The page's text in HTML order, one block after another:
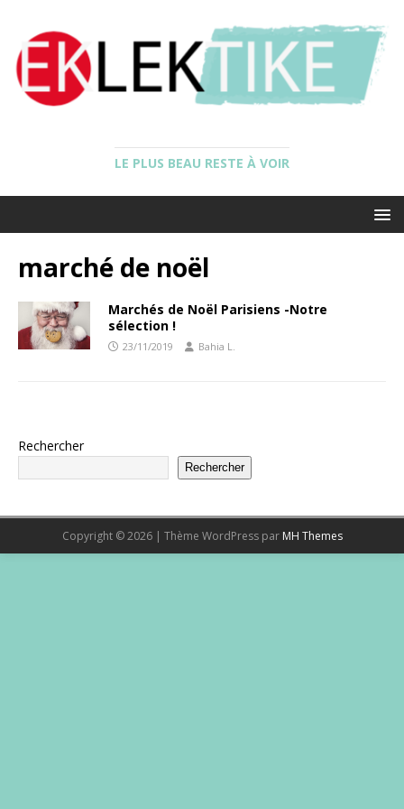
LE PLUS BEAU RESTE À VOIR
marché de noël
Marchés de Noël Parisiens -Notre
sélection !
23/11/2019 Bahia L.
Rechercher
Rechercher
Copyright © 2026 | Thème WordPress par MH Themes